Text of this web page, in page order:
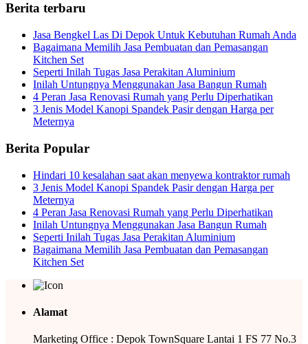
Berita terbaru
Jasa Bengkel Las Di Depok Untuk Kebutuhan Rumah Anda
Bagaimana Memilih Jasa Pembuatan dan Pemasangan
Kitchen Set
Seperti Inilah Tugas Jasa Perakitan Aluminium
Inilah Untungnya Menggunakan Jasa Bangun Rumah
4 Peran Jasa Renovasi Rumah yang Perlu Diperhatikan
3 Jenis Model Kanopi Spandek Pasir dengan Harga per
Meternya
Berita Popular
Hindari 10 kesalahan saat akan menyewa kontraktor rumah
3 Jenis Model Kanopi Spandek Pasir dengan Harga per
Meternya
4 Peran Jasa Renovasi Rumah yang Perlu Diperhatikan
Inilah Untungnya Menggunakan Jasa Bangun Rumah
Seperti Inilah Tugas Jasa Perakitan Aluminium
Bagaimana Memilih Jasa Pembuatan dan Pemasangan
Kitchen Set
Alamat
Marketing Office : Depok TownSquare Lantai 1 FS 77 No.3